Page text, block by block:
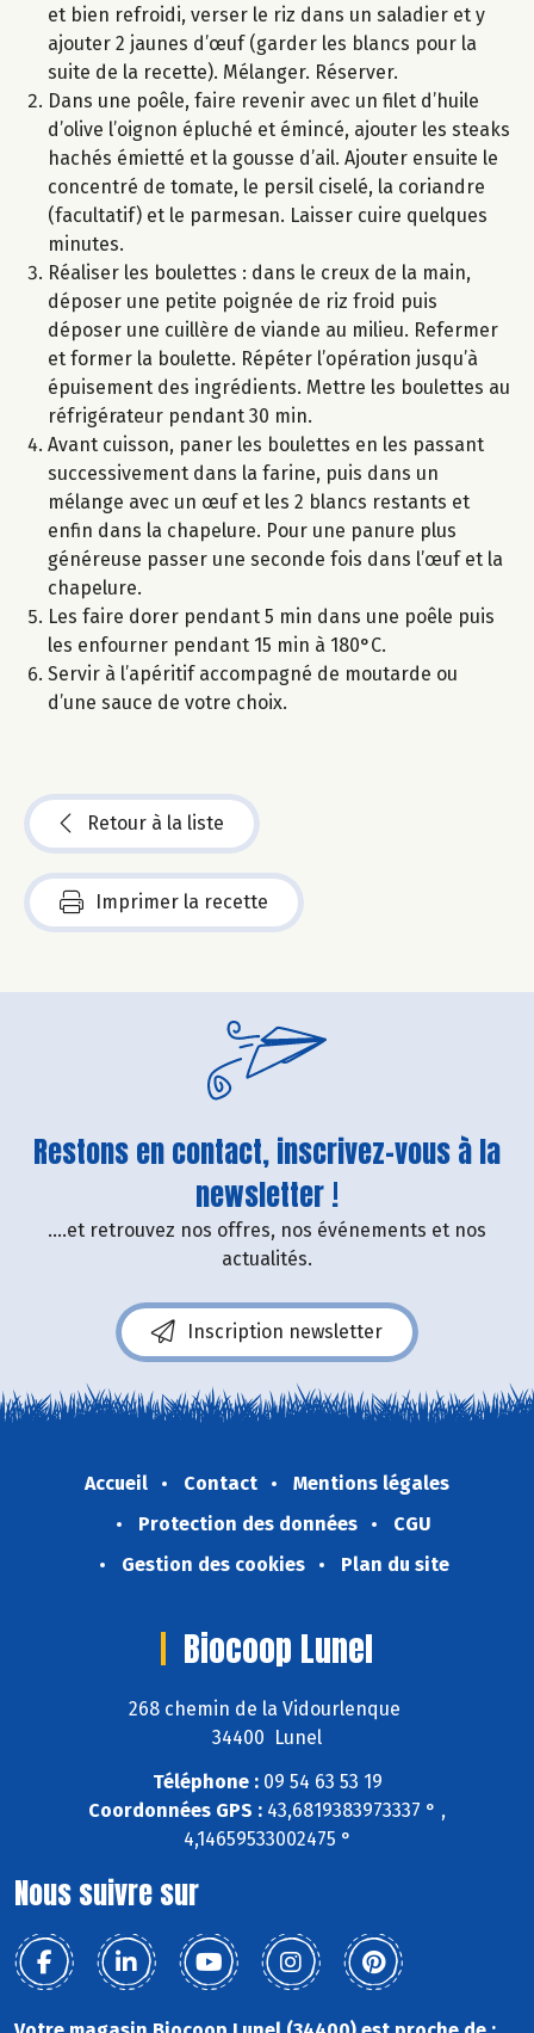
et bien refroidi, verser le riz dans un saladier et y
ajouter 2 jaunes d’œuf (garder les blancs pour la
suite de la recette). Mélanger. Réserver.
Dans une poêle, faire revenir avec un filet d’huile
d’olive l’oignon épluché et émincé, ajouter les steaks
hachés émietté et la gousse d’ail. Ajouter ensuite le
concentré de tomate, le persil ciselé, la coriandre
(facultatif) et le parmesan. Laisser cuire quelques
minutes.
Réaliser les boulettes : dans le creux de la main,
déposer une petite poignée de riz froid puis
déposer une cuillère de viande au milieu. Refermer
et former la boulette. Répéter l’opération jusqu’à
épuisement des ingrédients. Mettre les boulettes au
réfrigérateur pendant 30 min.
Avant cuisson, paner les boulettes en les passant
successivement dans la farine, puis dans un
mélange avec un œuf et les 2 blancs restants et
enfin dans la chapelure. Pour une panure plus
généreuse passer une seconde fois dans l’œuf et la
chapelure.
Les faire dorer pendant 5 min dans une poêle puis
les enfourner pendant 15 min à 180°C.
Servir à l’apéritif accompagné de moutarde ou
d’une sauce de votre choix.
Retour à la liste
Imprimer la recette
Restons en contact, inscrivez-vous à la
newsletter !
....et retrouvez nos offres, nos événements et nos
actualités.
Inscription newsletter
Accueil Contact
Mentions légales
Protection des données
CGU
Gestion des cookies
Plan du site
Biocoop Lunel
268 chemin de la Vidourlenque
34400 Lunel
Téléphone :09 54 63 53 19
Coordonnées GPS : 43,6819383973337 ° ,
4,14659533002475 °
Nous suivre sur